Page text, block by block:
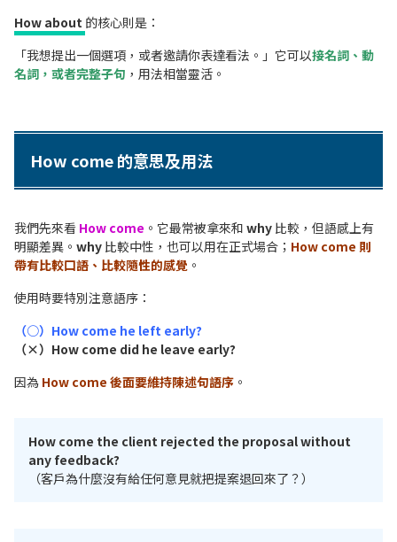
How about 的核心則是：
「我想提出一個選項，或者邀請你表達看法。」它可以接名詞、動
名詞，或者完整子句 ，用法相當靈活。
How come 的意思及用法
我們先來看 How come 。它最常被拿來和 why 比較，但語感上有
明顯差異。 why 比較中性，也可以用在正式場合； How come 則
帶有比較口語、比較隨性的感覺 。
使用時要特別注意語序：
（○）How come he left early?
（×）How come did he leave early?
因為 How come 後面要維持陳述句語序 。
How come the client rejected the proposal without
any feedback?
（客戶為什麼沒有給任何意見就把提案退回來了？）